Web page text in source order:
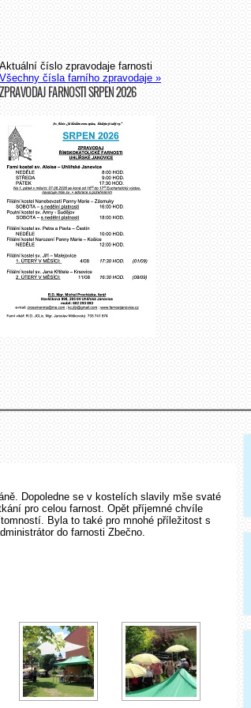
Aktuální číslo zpravodaje farnosti
Všechny čísla farního zpravodaje »
ZPRAVODAJ FARNOSTI SRPEN 2026
Dopoledne se v kostelích slavily mše svaté
pro celou farnost. Opět příjemné chvíle
Byla to také pro mnohé příležitost s
do farnosti Zbečno.